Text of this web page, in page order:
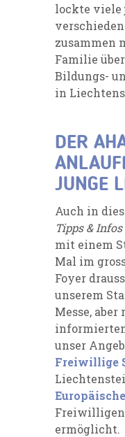
lockte viele
zusammen
Familie
Bildungs-
in
DER
JUNGE
Auch in
Tipps &
mit einem
Mal im
Foyer
unserem
Messe,
unser
Freiwillige
ermöglicht.